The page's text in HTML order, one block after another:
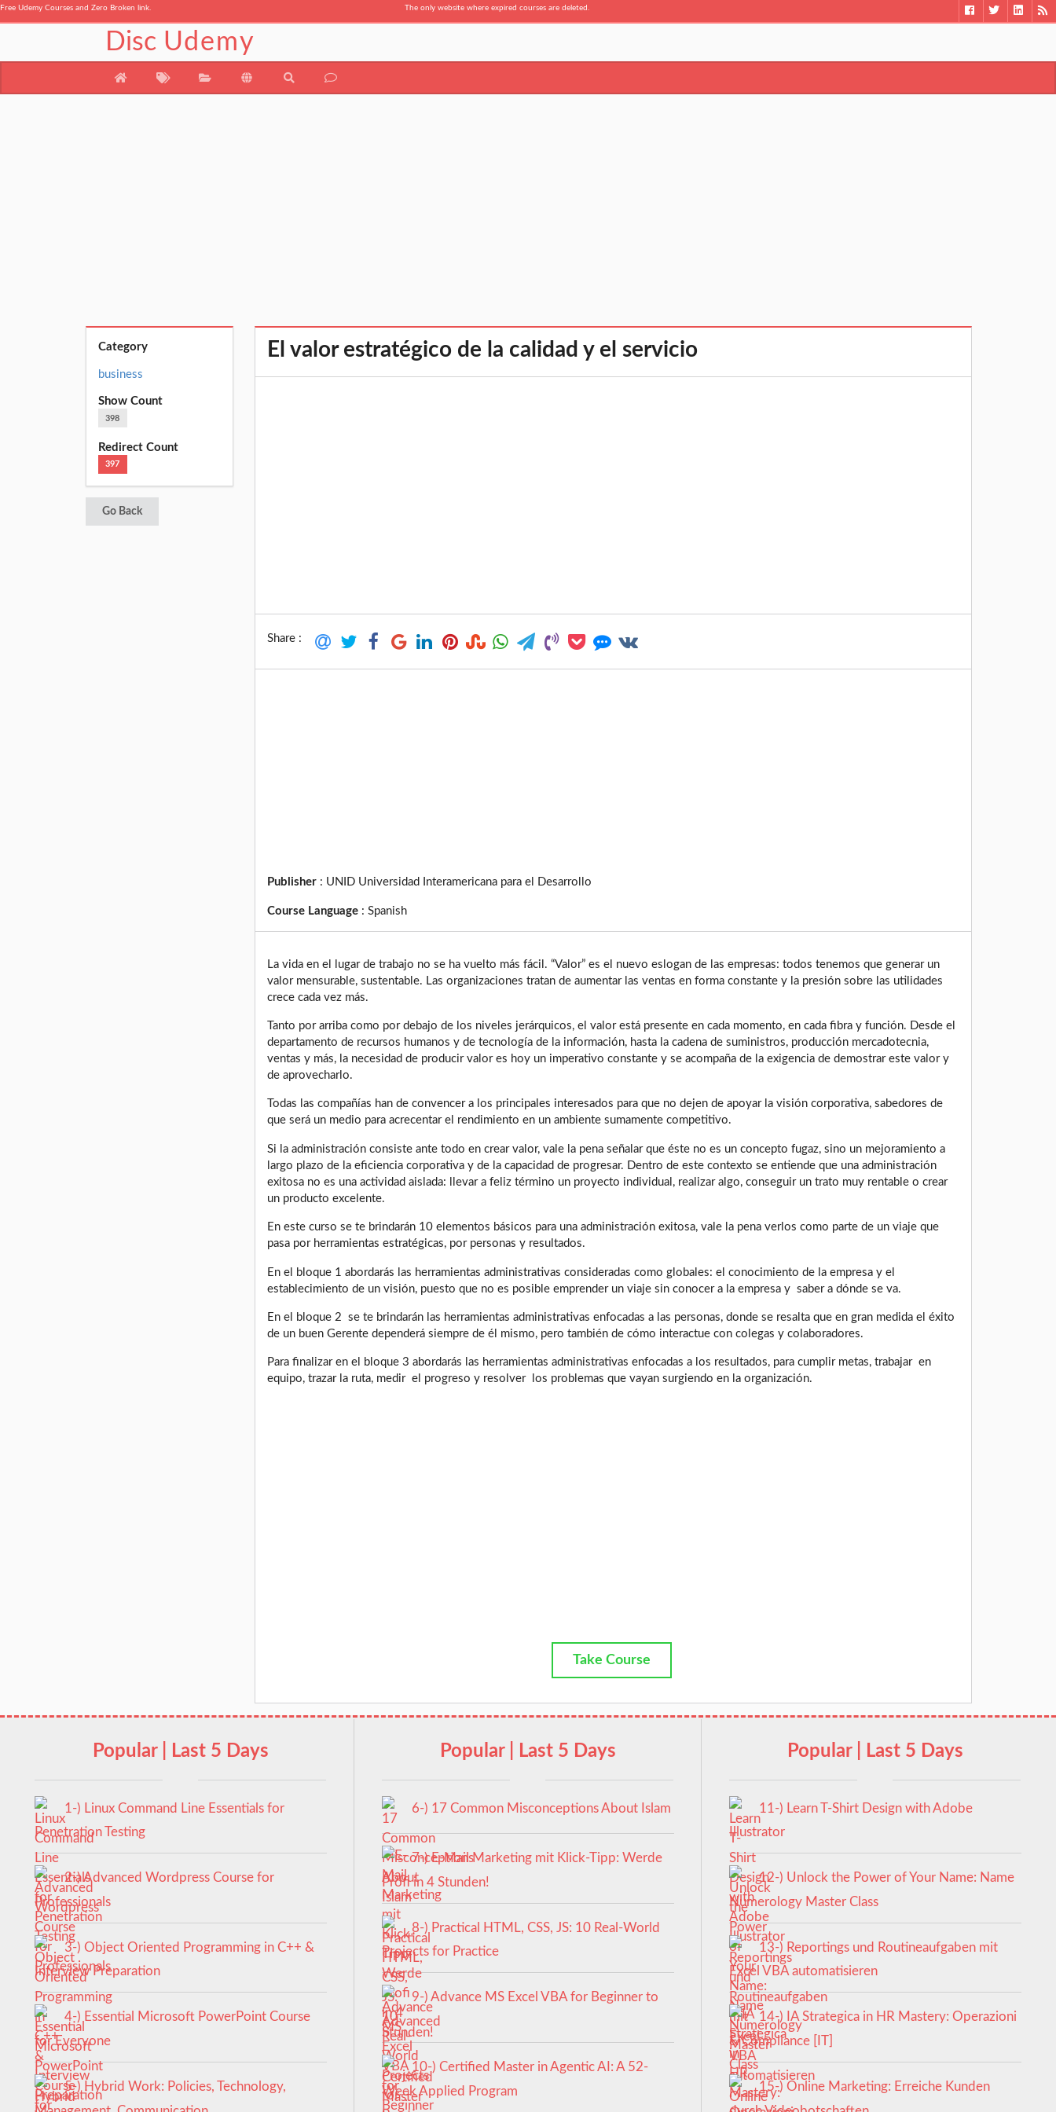
Free Udemy Courses and Zero Broken link. The only website where expired courses are deleted.
Disc Udemy
Category
business
Show Count
398
Redirect Count
397
Go Back
El valor estratégico de la calidad y el servicio
Share :
Publisher : UNID Universidad Interamericana para el Desarrollo
Course Language :Spanish
La vida en el lugar de trabajo no se ha vuelto más fácil. “Valor” es el nuevo eslogan de las empresas: todos tenemos que generar un
valor mensurable, sustentable. Las organizaciones tratan de aumentar las ventas en forma constante y la presión sobre las utilidades
crece cada vez más.
Tanto por arriba como por debajo de los niveles jerárquicos, el valor está presente en cada momento, en cada fibra y función. Desde el
departamento de recursos humanos y de tecnología de la información, hasta la cadena de suministros, producción mercadotecnia,
ventas y más, la necesidad de producir valor es hoy un imperativo constante y se acompaña de la exigencia de demostrar este valor y
de aprovecharlo.
Todas las compañías han de convencer a los principales interesados para que no dejen de apoyar la visión corporativa, sabedores de
que será un medio para acrecentar el rendimiento en un ambiente sumamente competitivo.
Si la administración consiste ante todo en crear valor, vale la pena señalar que éste no es un concepto fugaz, sino un mejoramiento a
largo plazo de la eficiencia corporativa y de la capacidad de progresar. Dentro de este contexto se entiende que una administración
exitosa no es una actividad aislada: llevar a feliz término un proyecto individual, realizar algo, conseguir un trato muy rentable o crear
un producto excelente.
En este curso se te brindarán 10 elementos básicos para una administración exitosa, vale la pena verlos como parte de un viaje que
pasa por herramientas estratégicas, por personas y resultados.
En el bloque 1 abordarás las herramientas administrativas consideradas como globales: el conocimiento de la empresa y el
establecimiento de un visión, puesto que no es posible emprender un viaje sin conocer a la empresa y saber a dónde se va.
En el bloque 2 se te brindarán las herramientas administrativas enfocadas a las personas, donde se resalta que en gran medida el éxito
de un buen Gerente dependerá siempre de él mismo, pero también de cómo interactue con colegas y colaboradores.
Para finalizar en el bloque 3 abordarás las herramientas administrativas enfocadas a los resultados, para cumplir metas, trabajar en
equipo, trazar la ruta, medir el progreso y resolver los problemas que vayan surgiendo en la organización.
Take Course
Popular | Last 5 Days
1-) Linux Command Line Essentials for
Penetration Testing
2-) Advanced Wordpress Course for
Professionals
3-) Object Oriented Programming in C++ &
Interview Preparation
4-) Essential Microsoft PowerPoint Course
for Everyone
5-) Hybrid Work: Policies, Technology,
Popular | Last 5 Days
6-) 17 Common Misconceptions About Islam
7-) E-Mail Marketing mit Klick-Tipp: Werde
Profi in 4 Stunden!
8-) Practical HTML, CSS, JS: 10 Real-World
Projects for Practice
9-) Advance MS Excel VBA for Beginner to
Advanced
10-) Certified Master in Agentic AI: A 52-
Week Applied Program
Popular | Last 5 Days
11-) Learn T-Shirt Design with Adobe
Illustrator
12-) Unlock the Power of Your Name: Name
Numerology Master Class
13-) Reportings und Routineaufgaben mit
Excel VBA automatisieren
14-) IA Strategica in HR Mastery: Operazioni
& Compliance [IT]
15-) Online Marketing: Erreiche Kunden